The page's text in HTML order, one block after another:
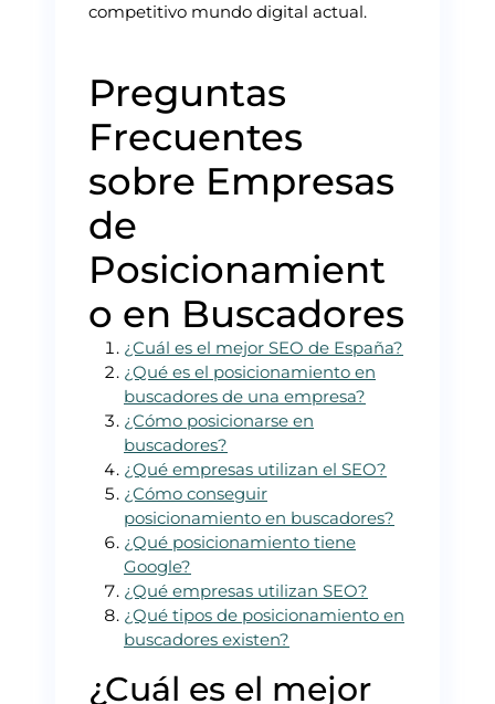
competitivo mundo digital actual.
Preguntas
Frecuentes
sobre Empresas
de
Posicionamient
o en Buscadores
¿Cuál es el mejor SEO de España?
¿Qué es el posicionamiento en
buscadores de una empresa?
¿Cómo posicionarse en
buscadores?
¿Qué empresas utilizan el SEO?
¿Cómo conseguir
posicionamiento en buscadores?
¿Qué posicionamiento tiene
Google?
¿Qué empresas utilizan SEO?
¿Qué tipos de posicionamiento en
buscadores existen?
¿Cuál es el mejor